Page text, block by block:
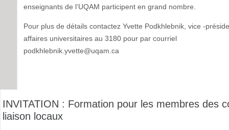
enseignants de l’UQAM participent en grand nombre.
Pour plus de détails contactez Yvette Podkhlebnik, vice -
affaires universitaires au 3180 pour par courriel
podkhlebnik.yvette@uqam.ca
INVITATION : Formation pour les membres des
liaison locaux